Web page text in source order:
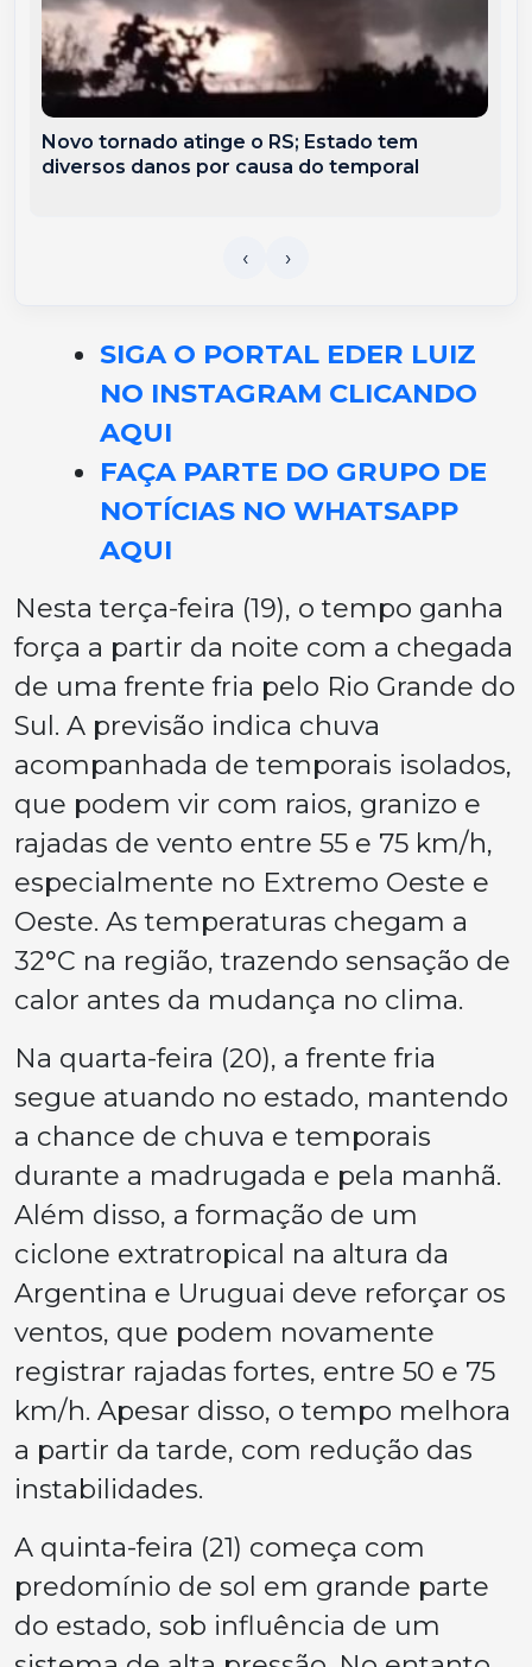
Novo tornado atinge o RS; Estado tem
diversos danos por causa do temporal
SIGA O PORTAL EDER LUIZ
NO INSTAGRAM CLICANDO
AQUI
FAÇA PARTE DO GRUPO DE
NOTÍCIAS NO WHATSAPP
AQUI
Nesta terça-feira (19), o tempo ganha
força a partir da noite com a chegada
de uma frente fria pelo Rio Grande do
Sul. A previsão indica chuva
acompanhada de temporais isolados,
que podem vir com raios, granizo e
rajadas de vento entre 55 e 75 km/h,
especialmente no Extremo Oeste e
Oeste. As temperaturas chegam a
32°C na região, trazendo sensação de
calor antes da mudança no clima.
Na quarta-feira (20), a frente fria
segue atuando no estado, mantendo
a chance de chuva e temporais
durante a madrugada e pela manhã.
Além disso, a formação de um
ciclone extratropical na altura da
Argentina e Uruguai deve reforçar os
ventos, que podem novamente
registrar rajadas fortes, entre 50 e 75
km/h. Apesar disso, o tempo melhora
a partir da tarde, com redução das
instabilidades.
A quinta-feira (21) começa com
predomínio de sol em grande parte
do estado, sob influência de um